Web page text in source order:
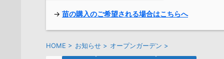
→ 苗の購入のご希望される場合はこちらへ
HOME > お知らせ > オープンガーデン >